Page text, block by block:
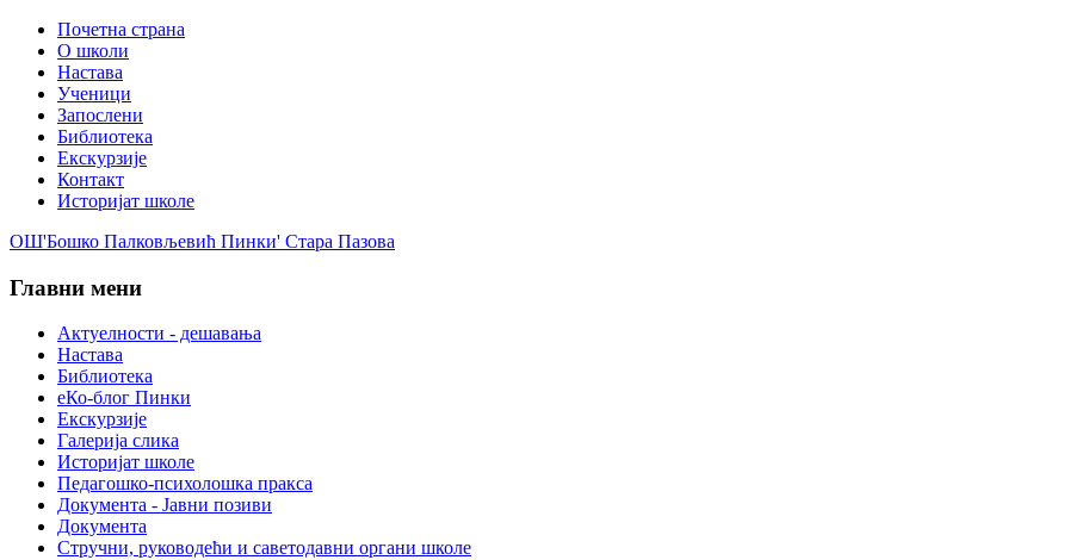
Почетна страна
О школи
Настава
Ученици
Запослени
Библиотека
Екскурзије
Контакт
Историјат школе
ОШ'Бошко Палковљевић Пинки' Стара Пазова
Главни мени
Актуелности - дешавања
Настава
Библиотека
еКо-блог Пинки
Екскурзије
Галерија слика
Историјат школе
Педагошко-психолошка пракса
Документа - Јавни позиви
Документа
Стручни, руководећи и саветодавни органи школе